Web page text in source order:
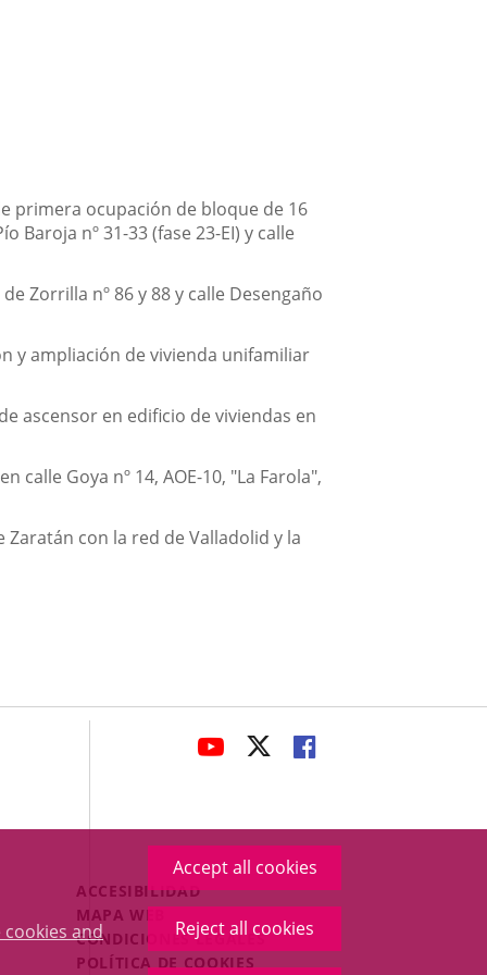
cookies and
Accept all cookies
Reject all cookies
primera ocupación de bloque de 16
Baroja nº 31-33 (fase 23-EI) y calle
Zorrilla nº 86 y 88 y calle Desengaño
y ampliación de vivienda unifamiliar
ascensor en edificio de viviendas en
Goya nº 14, AOE-10, "La Farola",
con la red de Valladolid y la
LINK
APPLICATION.
LINK
APPLICATION.
LINK
APPLICATION.
Menú
Legal
Footer
ACCESIBILIDAD
MAPA WEB
CONDICIONES LEGALES
POLÍTICA DE COOKIES